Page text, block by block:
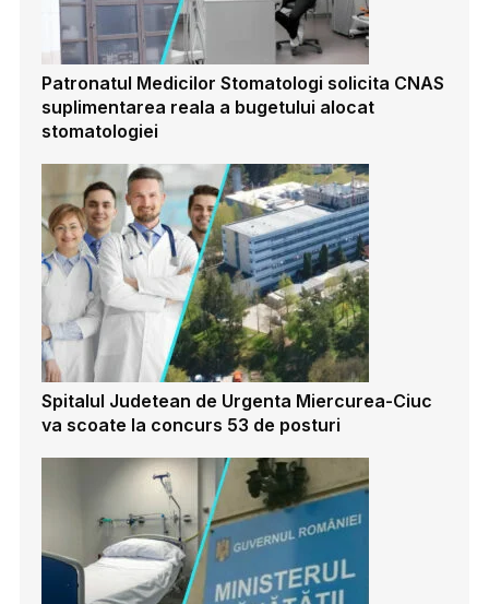
Patronatul Medicilor Stomatologi solicita CNAS
suplimentarea reala a bugetului alocat
stomatologiei
Spitalul Judetean de Urgenta Miercurea-Ciuc
va scoate la concurs 53 de posturi